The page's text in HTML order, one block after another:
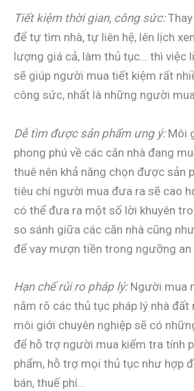
Tiết kiệm thời gian, công sức:Thay
để tự tìm nhà, tự liên hệ, lên lịch
lượng giá cả, làm thủ tục… thì việc
sẽ giúp người mua tiết kiệm rất
công sức, nhất là những người
Dễ tìm được sản phẩm ưng ý:Môi
phong phú về các căn nhà đang
thuê nên khả năng chọn được sản
tiêu chí người mua đưa ra sẽ cao
có thể đưa ra một số lời khuyên
so sánh giữa các căn nhà cũng
để vay mượn tiền trong ngưỡng an
Hạn chế rủi ro pháp lý:Người mua
nắm rõ các thủ tục pháp lý nhà
môi giới chuyên nghiệp sẽ có
để hỗ trợ người mua kiểm tra tính
phẩm, hỗ trợ mọi thủ tục như hợp
bán, thuế phí…